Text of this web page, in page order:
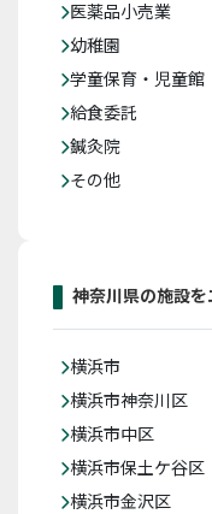
医薬品小売業
幼稚園
学童保育・児童館
給食委託
鍼灸院
その他
神奈川県の施設
横浜市
横浜市神奈川区
横浜市中区
横浜市保土ケ谷区
横浜市金沢区